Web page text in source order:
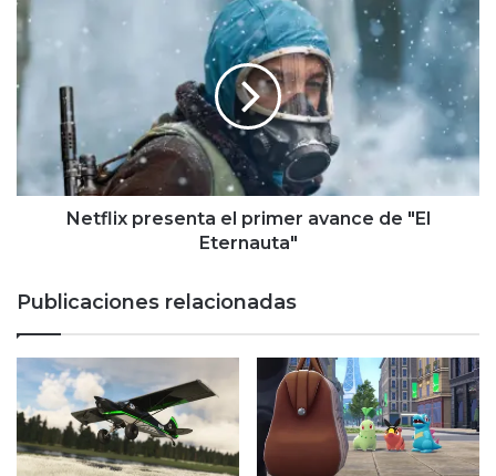
Netflix
presenta
avance
de
"El
Eternauta"
Netflix presenta el primer avance de "El
Eternauta"
Publicaciones relacionadas